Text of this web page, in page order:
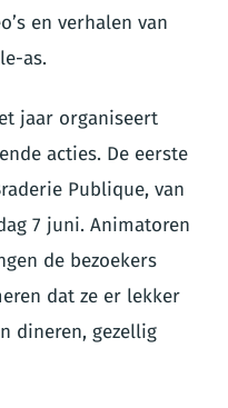
en verhalen van
as.
jaar organiseert
acties. De eerste
Publique, van
7 juni. Animatoren
de bezoekers
dat ze er lekker
dineren, gezellig